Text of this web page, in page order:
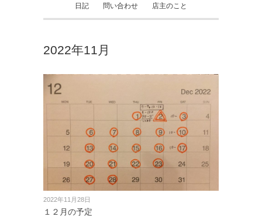
日記 問い合わせ 店主のこと
2022年11月
2022年11月28日
１２月の予定